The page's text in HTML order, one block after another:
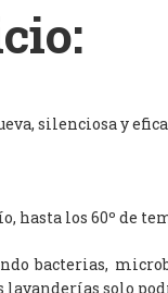
silenciosa y
hasta los 60º de
bacterias,
lavanderías solo